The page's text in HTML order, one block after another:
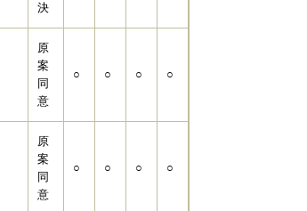
決
原
案
同
意
○ ○ ○ ○
原
案
同
意
○ ○ ○ ○